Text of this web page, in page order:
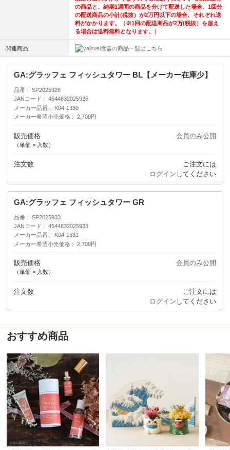
の商品と、納期1週間の商品を分けて配送した場合、1回分
の配送商品の小計(税抜）が2万円以下の場合、それぞれ送
料がかかります。（※1回の配送商品が2万(税抜）を超え
る場合は送料無料となります。）
関連商品 食器の商品一覧はこちら
GA:グラッフェ フィッシュタワー BL【メーカー在庫少】
品番
SP2025926
JANコード
4544632025926
メーカー品番
K04-1330
メーカー希望小売価格
2,700円
販売価格
（単価 × 入数）
会員のみ公開
注文数
ご注文には
ログイン してください
GA:グラッフェ フィッシュタワー GR
品番
SP2025933
JANコード
4544632025933
メーカー品番
K04-1331
メーカー希望小売価格
2,700円
販売価格
（単価 × 入数）
会員のみ公開
注文数
ご注文には
ログイン してください
おすすめ商品